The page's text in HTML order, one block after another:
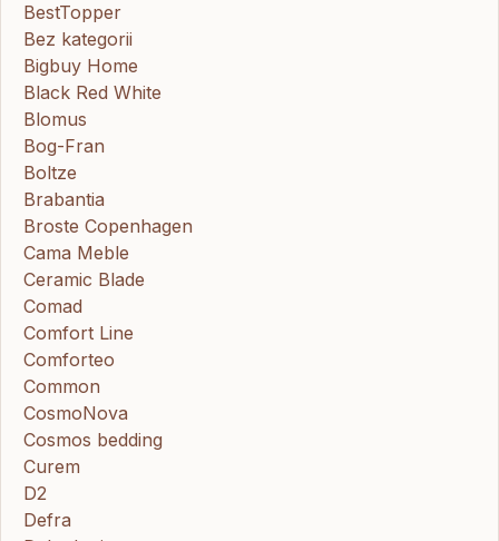
BestTopper
Bez kategorii
Bigbuy Home
Black Red White
Blomus
Bog-Fran
Boltze
Brabantia
Broste Copenhagen
Cama Meble
Ceramic Blade
Comad
Comfort Line
Comforteo
Common
CosmoNova
Cosmos bedding
Curem
D2
Defra